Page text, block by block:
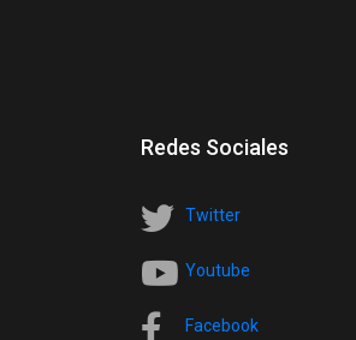
Redes Sociales
Twitter
Youtube
Facebook